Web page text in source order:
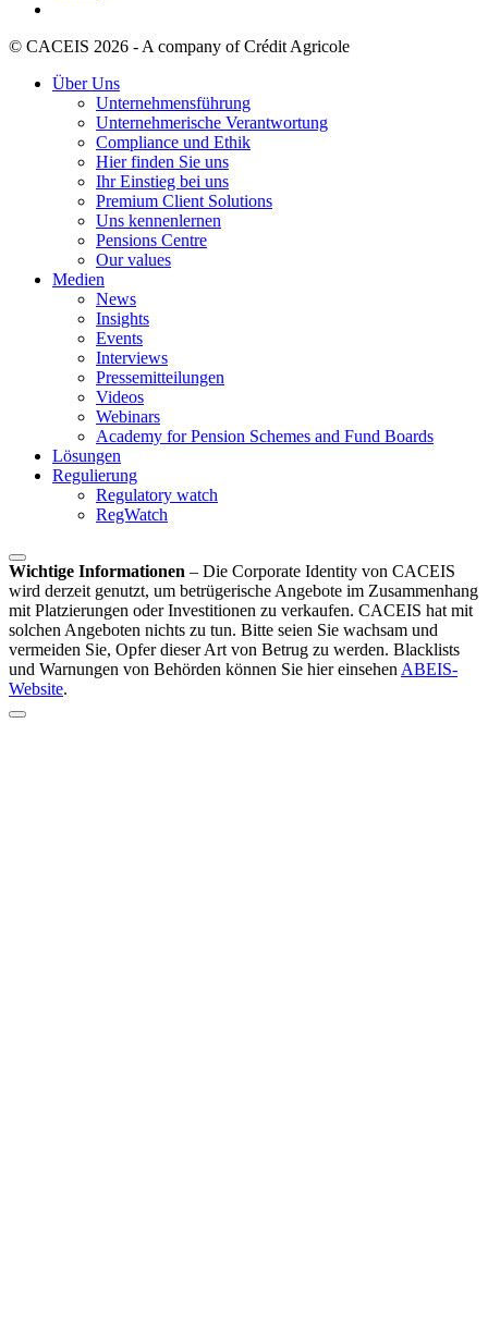
© CACEIS 2026 - A company of Crédit Agricole
Über Uns
Unternehmensführung
Unternehmerische Verantwortung
Compliance und Ethik
Hier finden Sie uns
Ihr Einstieg bei uns
Premium Client Solutions
Uns kennenlernen
Pensions Centre
Our values
Medien
News
Insights
Events
Interviews
Pressemitteilungen
Videos
Webinars
Academy for Pension Schemes and Fund Boards
Lösungen
Regulierung
Regulatory watch
RegWatch
Wichtige Informationen – Die Corporate Identity von CACEIS
wird derzeit genutzt, um betrügerische Angebote im Zusammenhang
mit Platzierungen oder Investitionen zu verkaufen. CACEIS hat mit
solchen Angeboten nichts zu tun. Bitte seien Sie wachsam und
vermeiden Sie, Opfer dieser Art von Betrug zu werden. Blacklists
und Warnungen von Behörden können Sie hier einsehen ABEIS-
Website.